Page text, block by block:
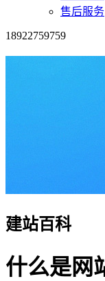
售后服务
18922759759
建站百科
什么是网